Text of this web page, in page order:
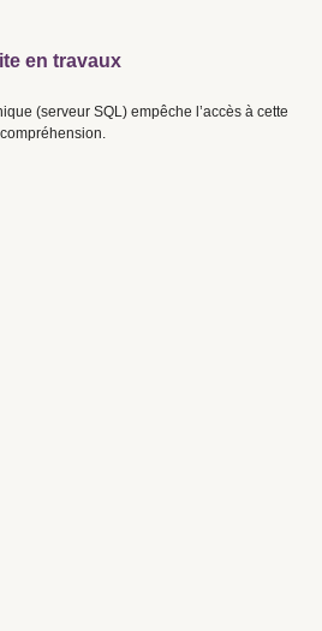
en travaux
(serveur SQL) empêche l’accès à cette